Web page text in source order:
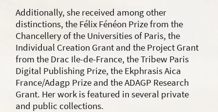
Additionally, she received among other
distinctions, the Félix Fénéon Prize from the
Chancellery of the Universities of Paris, the
Individual Creation Grant and the Project Grant
from the Drac Ile-de-France, the Tribew Paris
Digital Publishing Prize, the Ekphrasis Aica
France/Adagp Prize and the ADAGP Research
Grant. Her work is featured in several private
and public collections.